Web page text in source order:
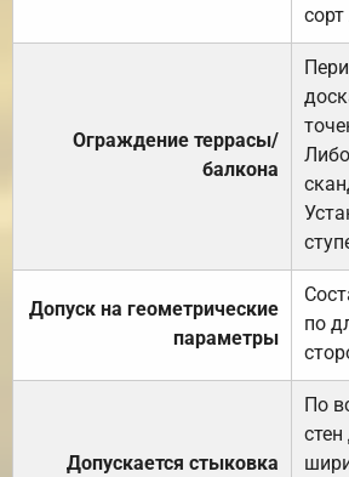
Ограждение террасы/
балкона
Допуск на геометрические
параметры
по
Допускается стыковка
По